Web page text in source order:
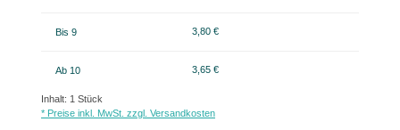
Bis 9 3,80 €
Ab 10 3,65 €
Inhalt: 1 Stück
* Preise inkl. MwSt. zzgl. Versandkosten